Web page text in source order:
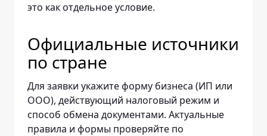
это как отдельное условие.
Официальные источники
по стране
Для заявки укажите форму бизнеса (ИП или
ООО), действующий налоговый режим и
способ обмена документами. Актуальные
правила и формы проверяйте по